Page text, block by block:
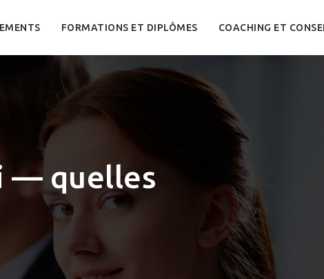
FORMATIONS ET DIPLÔMES COACHING ET
— quelles